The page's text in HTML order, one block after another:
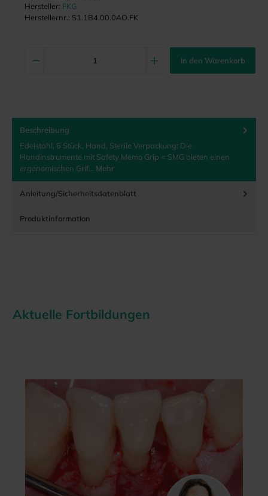
Hersteller: FKG
Herstellernr.: S1.1B4.00.0AO.FK
In den Warenkorb
Beschreibung
Edelstahl, 6 Stück, Hand, Sterile Verpackung: Die
Handinstrumente mit Safety Memo Grip = SMG bieten einen
ergonomischen Grif… Mehr
Anleitung/Sicherheitsdatenblatt
Produktinformation
Aktuelle Fortbildungen